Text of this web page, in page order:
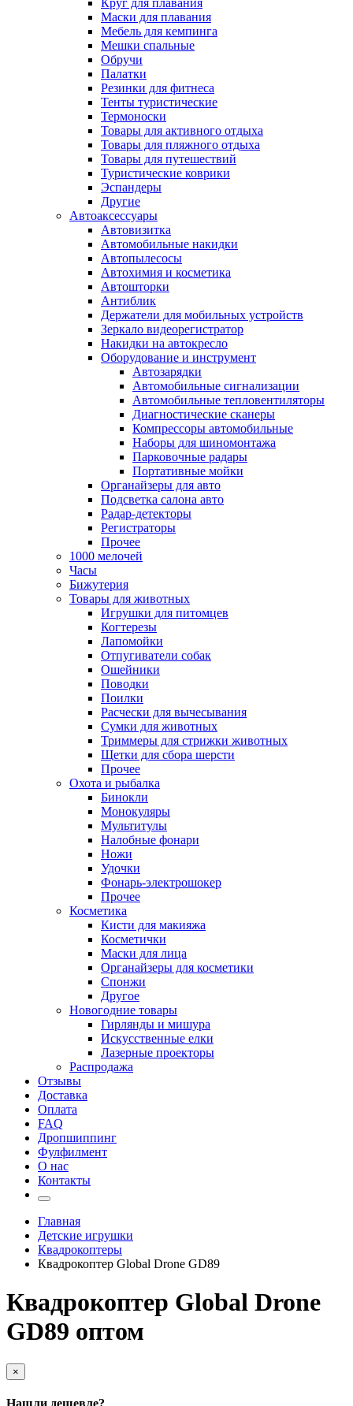
Круг для плавания
Маски для плавания
Мебель для кемпинга
Мешки спальные
Обручи
Палатки
Резинки для фитнеса
Тенты туристические
Термоноски
Товары для активного отдыха
Товары для пляжного отдыха
Товары для путешествий
Туристические коврики
Эспандеры
Другие
Автоаксессуары
Автовизитка
Автомобильные накидки
Автопылесосы
Автохимия и косметика
Автошторки
Антиблик
Держатели для мобильных устройств
Зеркало видеорегистратор
Накидки на автокресло
Оборудование и инструмент
Автозарядки
Автомобильные сигнализации
Автомобильные тепловентиляторы
Диагностические сканеры
Компрессоры автомобильные
Наборы для шиномонтажа
Парковочные радары
Портативные мойки
Органайзеры для авто
Подсветка салона авто
Радар-детекторы
Регистраторы
Прочее
1000 мелочей
Часы
Бижутерия
Товары для животных
Игрушки для питомцев
Когтерезы
Лапомойки
Отпугиватели собак
Ошейники
Поводки
Поилки
Расчески для вычесывания
Сумки для животных
Триммеры для стрижки животных
Щетки для сбора шерсти
Прочее
Охота и рыбалка
Бинокли
Монокуляры
Мультитулы
Налобные фонари
Ножи
Удочки
Фонарь-электрошокер
Прочее
Косметика
Кисти для макияжа
Косметички
Маски для лица
Органайзеры для косметики
Спонжи
Другое
Новогодние товары
Гирлянды и мишура
Искусственные елки
Лазерные проекторы
Распродажа
Отзывы
Доставка
Оплата
FAQ
Дропшиппинг
Фулфилмент
О нас
Контакты
Главная
Детские игрушки
Квадрокоптеры
Квадрокоптер Global Drone GD89
Квадрокоптер Global Drone
GD89 оптом
×